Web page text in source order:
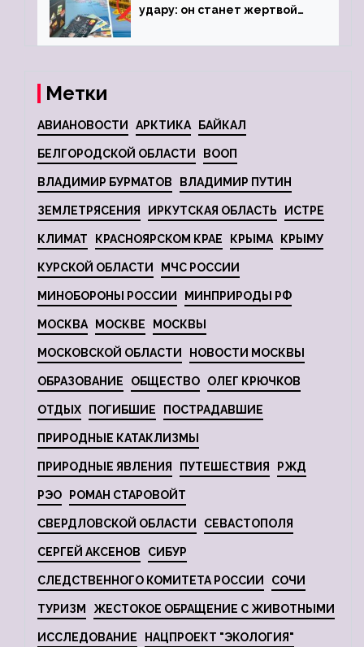
удару: он станет жертвой
Метки
АВИАНОВОСТИ АРКТИКА БАЙКАЛ
БЕЛГОРОДСКОЙ ОБЛАСТИ ВООП
ВЛАДИМИР БУРМАТОВ ВЛАДИМИР ПУТИН
ЗЕМЛЕТРЯСЕНИЯ ИРКУТСКАЯ ОБЛАСТЬ ИСТРЕ
КЛИМАТ КРАСНОЯРСКОМ КРАЕ КРЫМА КРЫМУ
КУРСКОЙ ОБЛАСТИ МЧС РОССИИ
МИНОБОРОНЫ РОССИИ МИНПРИРОДЫ РФ
МОСКВА МОСКВЕ МОСКВЫ
МОСКОВСКОЙ ОБЛАСТИ НОВОСТИ МОСКВЫ
ОБРАЗОВАНИЕ ОБЩЕСТВО ОЛЕГ КРЮЧКОВ
ОТДЫХ ПОГИБШИЕ ПОСТРАДАВШИЕ
ПРИРОДНЫЕ КАТАКЛИЗМЫ
ПРИРОДНЫЕ ЯВЛЕНИЯ ПУТЕШЕСТВИЯ РЖД
РЭО РОМАН СТАРОВОЙТ
СВЕРДЛОВСКОЙ ОБЛАСТИ СЕВАСТОПОЛЯ
СЕРГЕЙ АКСЕНОВ СИБУР
СЛЕДСТВЕННОГО КОМИТЕТА РОССИИ СОЧИ
ТУРИЗМ ЖЕСТОКОЕ ОБРАЩЕНИЕ С ЖИВОТНЫМИ
ИССЛЕДОВАНИЕ НАЦПРОЕКТ "ЭКОЛОГИЯ"